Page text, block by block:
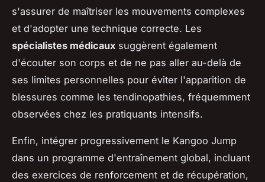
s'assurer de maîtriser les mouvements complexes
et d'adopter une technique correcte. Les
spécialistes médicaux suggèrent également
d'écouter son corps et de ne pas aller au-delà de
ses limites personnelles pour éviter l'apparition de
blessures comme les tendinopathies, fréquemment
observées chez les pratiquants intensifs.
Enfin, intégrer progressivement le Kangoo Jump
dans un programme d'entraînement global, incluant
des exercices de renforcement et de récupération,